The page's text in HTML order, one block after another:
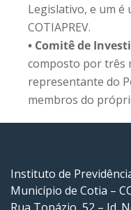
Legislativo, e um
COTIAPREV.
• Comitê de
composto por três
representante do
membros do
Instituto de
Município de Cotia –